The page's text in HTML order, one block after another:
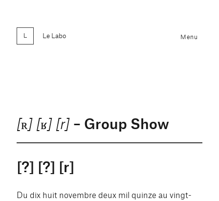
Le Labo Menu
[ʀ] [ʁ] [r] – Group Show
[?] [?] [r]
Du dix huit novembre deux mil quinze au vingt-